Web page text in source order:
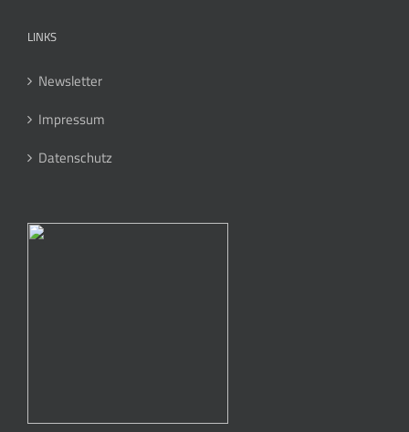
LINKS
Newsletter
Impressum
Datenschutz